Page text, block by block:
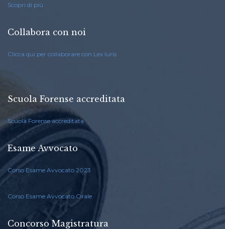
Scopri di più
Collabora con noi
Clicca qui per collaborare con Lex Iuris
Scuola Forense accreditata
Scuola Forense accreditata
Esame Avvocato
Corso Esame Avvocato 2023
Corso Esame Avvocato Orale
Concorso Magistratura